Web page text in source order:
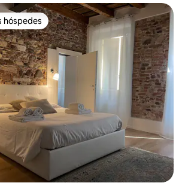
preferidos dos hóspedes
hóspedes